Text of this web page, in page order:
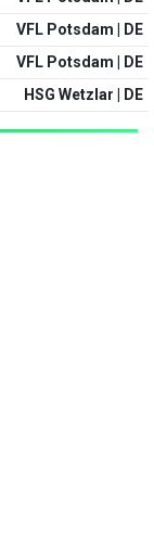
VFL Potsdam | DE
VFL Potsdam | DE
HSG Wetzlar | DE